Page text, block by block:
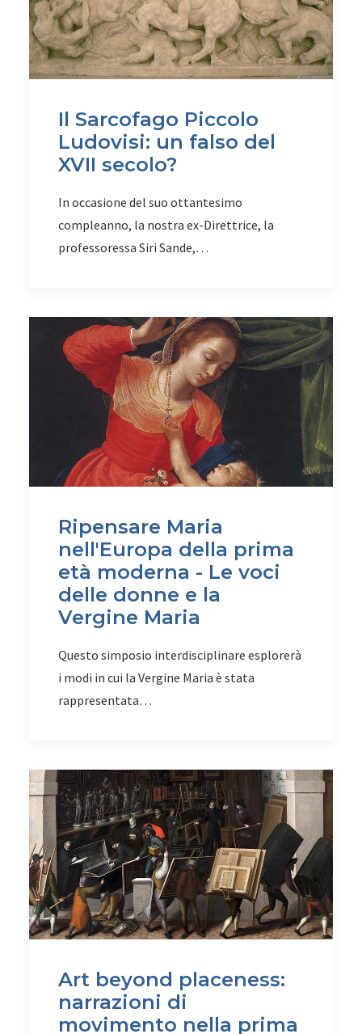
Il Sarcofago Piccolo
Ludovisi: un falso del
XVII secolo?
In occasione del suo ottantesimo
compleanno, la nostra ex-Direttrice, la
professoressa Siri Sande,…
Ripensare Maria
nell'Europa della prima
età moderna - Le voci
delle donne e la
Vergine Maria
Questo simposio interdisciplinare esplorerà
i modi in cui la Vergine Maria è stata
rappresentata…
Art beyond placeness:
narrazioni di
movimento nella prima